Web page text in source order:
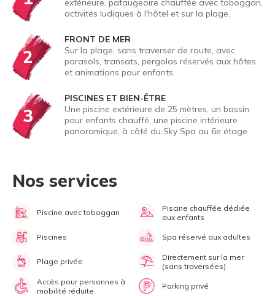
extérieure, pataugeoire chauffée avec toboggan,
activités ludiques à l'hôtel et sur la plage.
2
FRONT DE MER
Sur la plage, sans traverser de route, avec
parasols, transats, pergolas réservés aux hôtes
et animations pour enfants.
3
PISCINES ET BIEN-ÊTRE
Une piscine extérieure de 25 mètres, un bassin
pour enfants chauffé, une piscine intérieure
panoramique, à côté du Sky Spa au 6e étage.
Nos services
Piscine avec toboggan
Piscine chauffée dédiée
aux enfants
Piscines Spa réservé aux adultes
Plage privée
Directement sur la mer
(sans traversées)
Accès pour personnes à
mobilité réduite
Parking privé